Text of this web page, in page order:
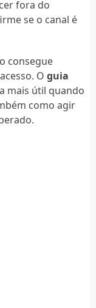
fora do
se o canal é
consegue
O guia
mais útil quando
como agir